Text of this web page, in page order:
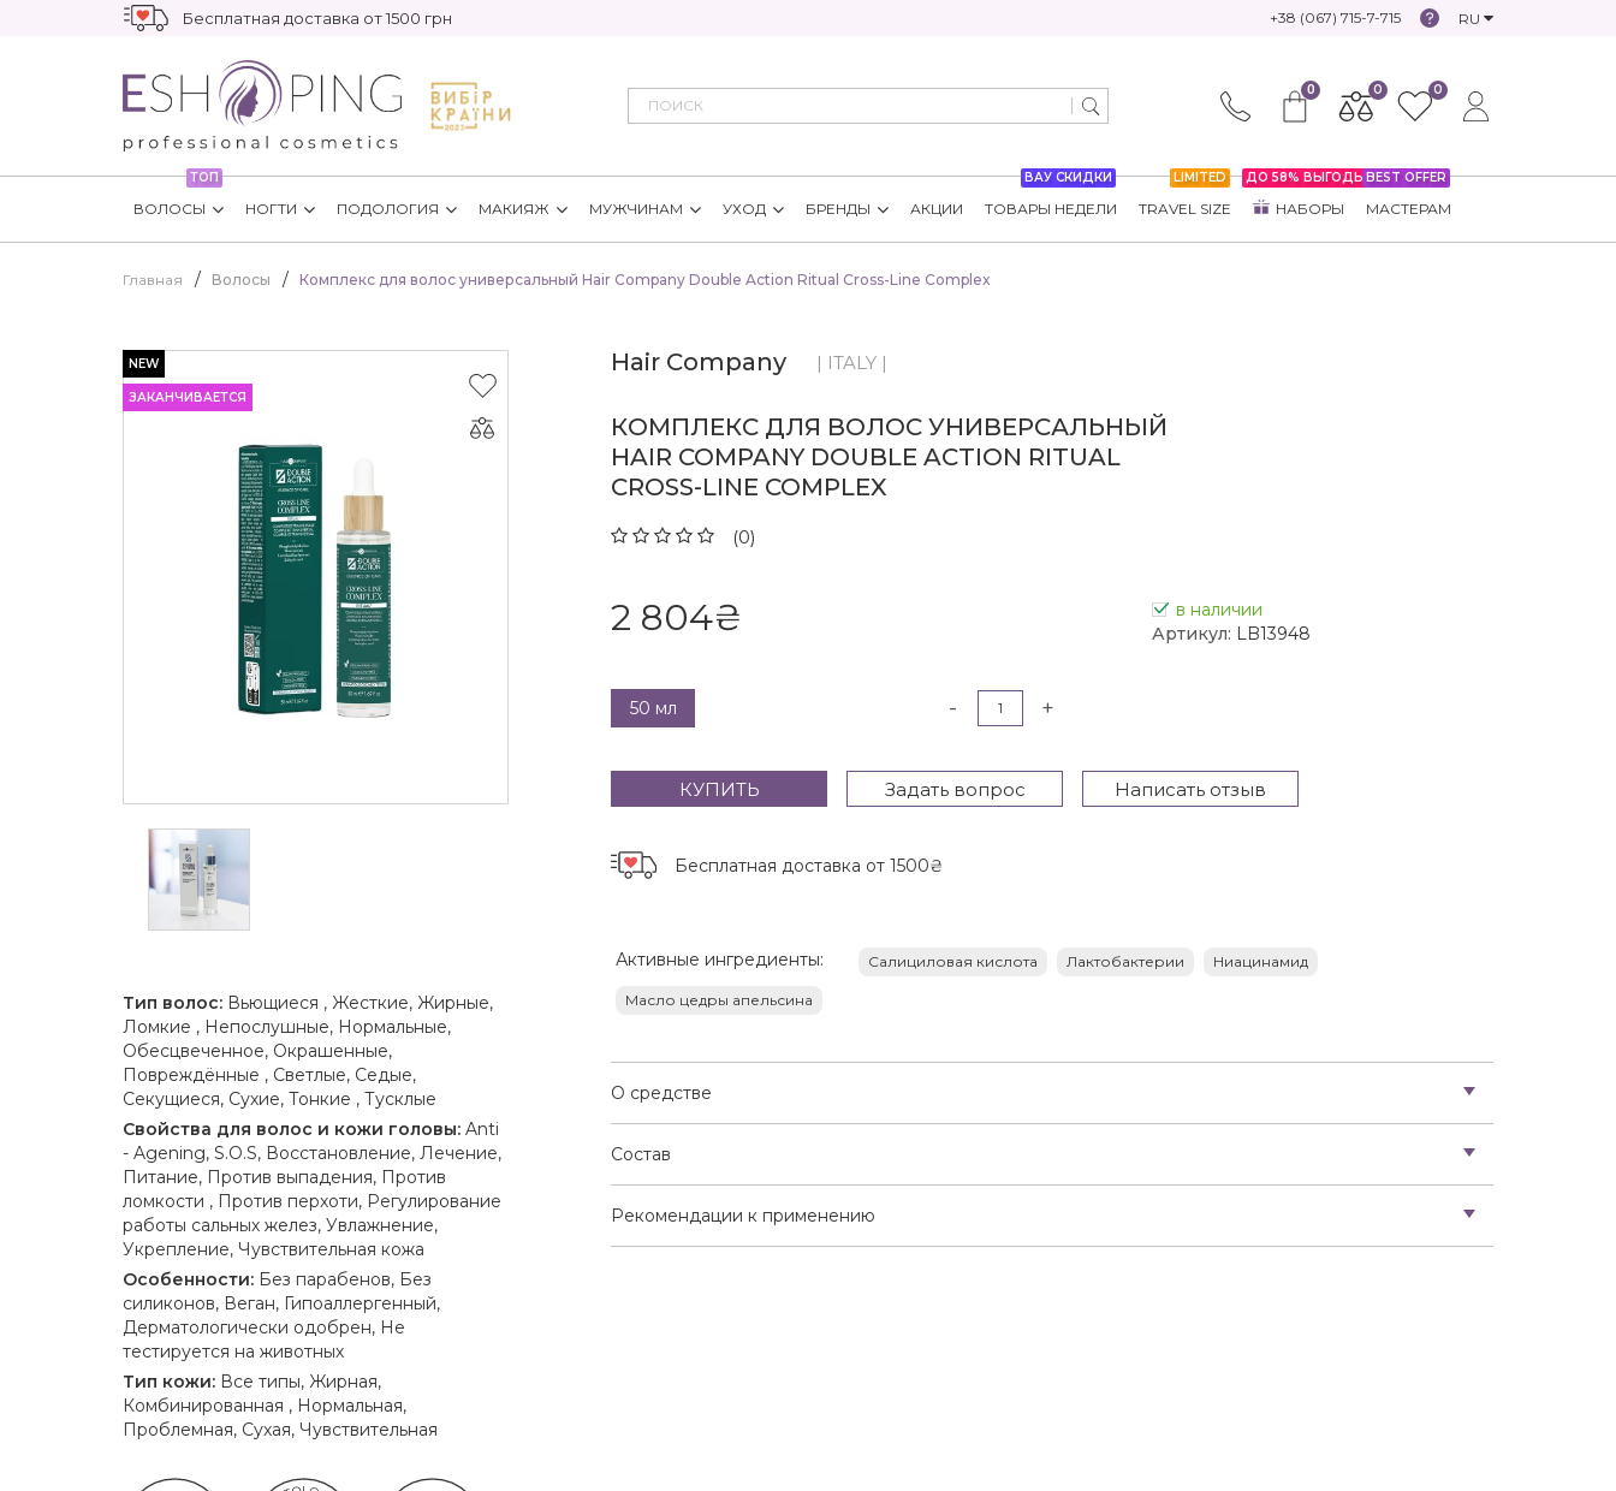
Бесплатная доставка от 1500 грн +38 (067) 715-7-715 RU
0 0 0
ТОП
ВОЛОСЫ НОГТИ ПОДОЛОГИЯ МАКИЯЖ МУЖЧИНАМ УХОД БРЕНДЫ АКЦИИ
ВАУ СКИДКИ
ТОВАРЫ НЕДЕЛИ
LIMITED
TRAVEL SIZE
ДО 58% ВЫГОДЫ
НАБОРЫ
BEST OFFER
МАСТЕРАМ
Главная Волосы Комплекс для волос универсальный Hair Company Double Action Ritual Cross-Line Complex
NEW
ЗАКАНЧИВАЕТСЯ
Тип волос: Вьющиеся , Жесткие, Жирные,
Ломкие , Непослушные, Нормальные,
Обесцвеченное, Окрашенные,
Повреждённые , Светлые, Седые,
Секущиеся, Сухие, Тонкие , Тусклые
Свойства для волос и кожи головы: Anti
- Agening, S.O.S, Восстановление, Лечение,
Питание, Против выпадения, Против
ломкости , Против перхоти, Регулирование
работы сальных желез, Увлажнение,
Укрепление, Чувствительная кожа
Особенности: Без парабенов, Без
силиконов, Веган, Гипоаллергенный,
Дерматологически одобрен, Не
тестируется на животных
Тип кожи: Все типы, Жирная,
Комбинированная , Нормальная,
Проблемная, Сухая, Чувствительная
Hair Company | ITALY |
КОМПЛЕКС ДЛЯ ВОЛОС УНИВЕРСАЛЬНЫЙ
HAIR COMPANY DOUBLE ACTION RITUAL
CROSS-LINE COMPLEX
(0)
2 804₴
в наличии
Артикул: LB13948
50 мл - +
КУПИТЬ Задать вопрос Написать отзыв
Бесплатная доставка от 1500₴
Активные ингредиенты: Салициловая кислота Лактобактерии Ниацинамид
Масло цедры апельсина
О средстве
Состав
Рекомендации к применению